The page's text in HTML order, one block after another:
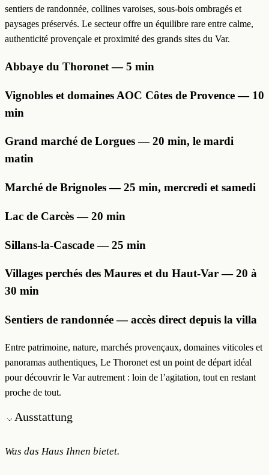
sentiers de randonnée, collines varoises, sous-bois ombragés et
paysages préservés. Le secteur offre un équilibre rare entre calme,
authenticité provençale et proximité des grands sites du Var.
Abbaye du Thoronet — 5 min
Vignobles et domaines AOC Côtes de Provence — 10
min
Grand marché de Lorgues — 20 min, le mardi
matin
Marché de Brignoles — 25 min, mercredi et samedi
Lac de Carcès — 20 min
Sillans-la-Cascade — 25 min
Villages perchés des Maures et du Haut-Var — 20 à
30 min
Sentiers de randonnée — accès direct depuis la villa
Entre patrimoine, nature, marchés provençaux, domaines viticoles et
panoramas authentiques, Le Thoronet est un point de départ idéal
pour découvrir le Var autrement : loin de l’agitation, tout en restant
proche de tout.
Ausstattung
Was das Haus Ihnen bietet.